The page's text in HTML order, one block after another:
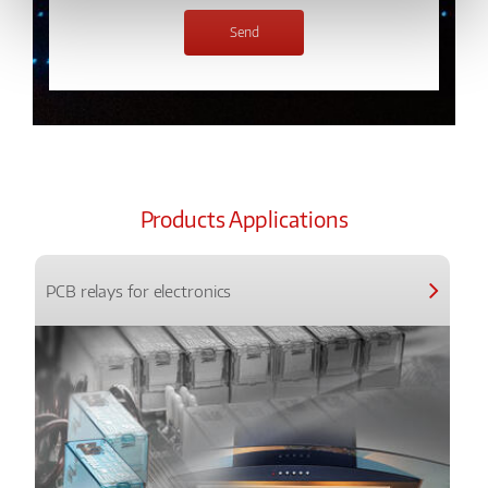
Products Applications
PCB relays for electronics